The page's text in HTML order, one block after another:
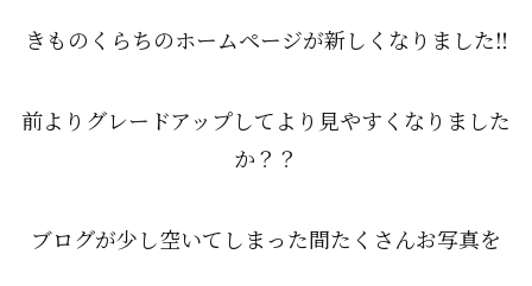
きものくらちのホームページが新しくなりました‼
前よりグレードアップしてより見やすくなりました
か？？
ブログが少し空いてしまった間たくさんお写真を